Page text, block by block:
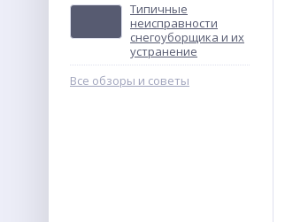
Типичные
неисправности
снегоуборщика и их
устранение
Все обзоры и советы